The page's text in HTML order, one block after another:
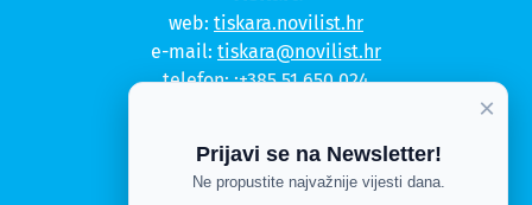
web: tiskara.novilist.hr
e-mail: tiskara@novilist.hr
telefon::+385 51 650 024
Kontakt
×
Prijavi se na Newsletter!
Ne propustite najvažnije vijesti dana.